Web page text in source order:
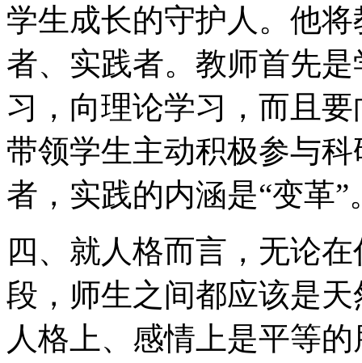
学生成长的守护人。他
者、实践者。教师首先
习，向理论学习，而且
带领学生主动积极参与
者，实践的内涵是“变革”
四、就人格而言，无论
段，师生之间都应该是
人格上、感情上是平等